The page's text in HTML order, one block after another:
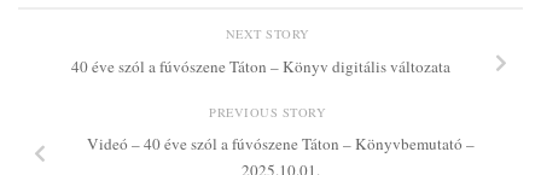
NEXT STORY
40 éve szól a fúvószene Táton – Könyv digitális változata
PREVIOUS STORY
Videó – 40 éve szól a fúvószene Táton – Könyvbemutató –
2025.10.01.